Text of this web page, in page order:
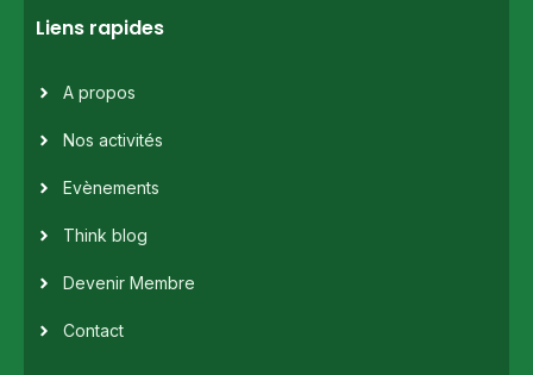
Liens rapides
A propos
Nos activités
Evènements
Think blog
Devenir Membre
Contact